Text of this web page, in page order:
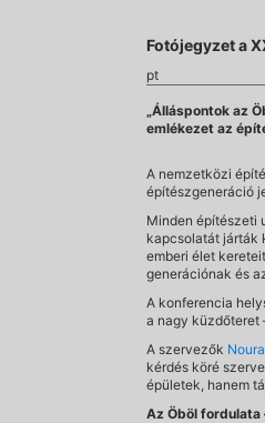
Fotójegyzet a
pt
„Álláspontok az
emlékezet az
A nemzetközi
építészgeneráció
Minden építészeti
kapcsolatát járták
emberi élet
generációnak és
A konferencia
a nagy küzdőteret
A szervezők
kérdés köré
épületek, hanem
Az Öböl fordulata